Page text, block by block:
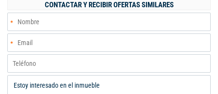
CONTACTAR Y RECIBIR OFERTAS SIMILARES